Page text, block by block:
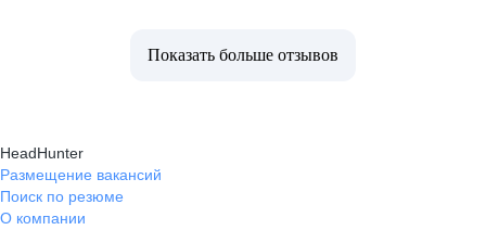
Показать больше отзывов
HeadHunter
Размещение вакансий
Поиск по резюме
О компании